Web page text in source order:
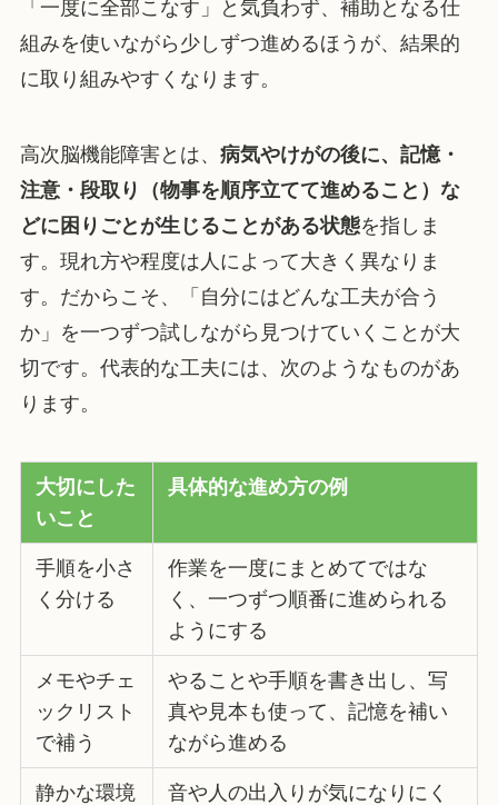
「一度に全部こなす」と気負わず、補助となる仕
組みを使いながら少しずつ進めるほうが、結果的
に取り組みやすくなります。
高次脳機能障害とは、 病気やけがの後に、記憶・
注意・段取り（物事を順序立てて進めること）な
どに困りごとが生じることがある状態を指しま
す。現れ方や程度は人によって大きく異なりま
す。だからこそ、「自分にはどんな工夫が合う
か」を一つずつ試しながら見つけていくことが大
切です。代表的な工夫には、次のようなものがあ
ります。
大切にした
いこと
具体的な進め方の例
手順を小さ
く分ける
作業を一度にまとめてではな
く、一つずつ順番に進められる
ようにする
メモやチェ
ックリスト
で補う
やることや手順を書き出し、写
真や見本も使って、記憶を補い
ながら進める
静かな環境
音や人の出入りが気になりにく